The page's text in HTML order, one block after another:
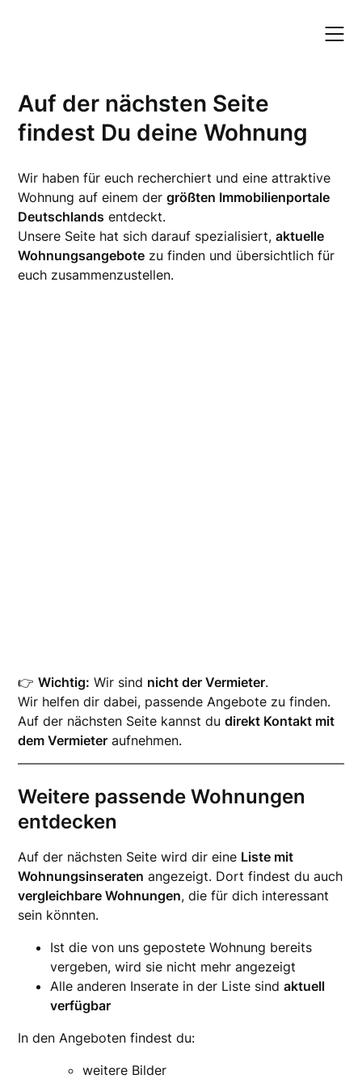
Auf der nächsten Seite
findest Du deine Wohnung
Wir haben für euch recherchiert und eine attraktive
Wohnung auf einem dergrößten Immobilienportale
Deutschlands entdeckt.
Unsere Seite hat sich darauf spezialisiert,aktuelle
Wohnungsangebote zu finden und übersichtlich für
euch zusammenzustellen.
👉Wichtig: Wir sind nicht der Vermieter.
Wir helfen dir dabei, passende Angebote zu finden.
Auf der nächsten Seite kannst dudirekt Kontakt mit
dem Vermieter aufnehmen.
Weitere passende Wohnungen
entdecken
Auf der nächsten Seite wird dir eine Liste mit
Wohnungsinseraten angezeigt. Dort findest du auch
vergleichbare Wohnungen, die für dich interessant
sein könnten.
Ist die von uns gepostete Wohnung bereits
vergeben, wird sie nicht mehr angezeigt
Alle anderen Inserate in der Liste sindaktuell
verfügbar
In den Angeboten findest du:
weitere Bilder